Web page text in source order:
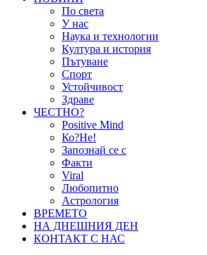
По света
У нас
Наука и технологии
Култура и история
Пътуване
Спорт
Устойчивост
Здраве
ЧЕСТНО?
Positive Mind
Ко?Не!
Запознай се с
Факти
Viral
Любопитно
Астрология
ВРЕМЕТО
НА ДНЕШНИЯ ДЕН
КОНТАКТ С НАС